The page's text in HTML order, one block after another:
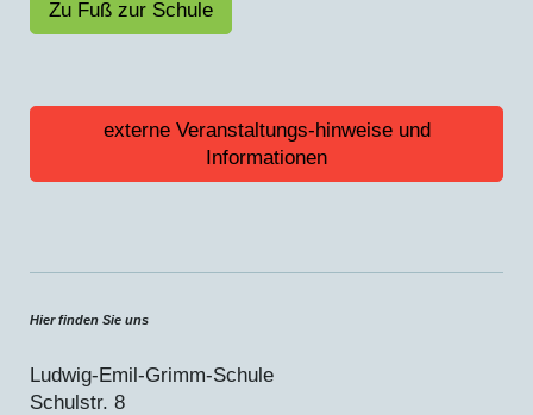
Zu Fuß zur Schule
externe Veranstaltungs-hinweise und
Informationen
Hier finden Sie uns
Ludwig-Emil-Grimm-Schule
Schulstr. 8